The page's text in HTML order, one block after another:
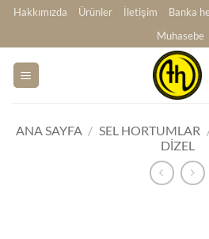
İçeriğe
Hakkımızda Ürünler İletişim Banka
Muhasebe
ANA SAYFA / SEL HORTUMLAR
DIZEL